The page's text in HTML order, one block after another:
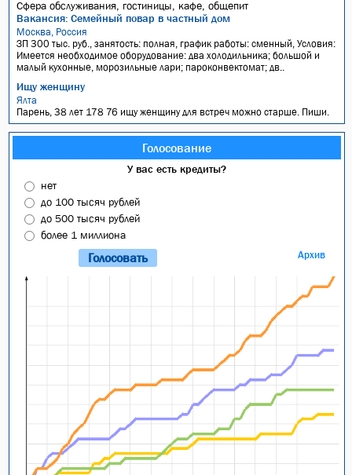
Сфера обслуживания, гостиницы, кафе, общепит
Вакансия: Семейный повар в частный дом
Москва, Россия
ЗП 300 тыс. руб., занятость: полная, график работы: сменный, Условия:
Имеется необходимое оборудование: два холодильника; большой и
малый кухонные, морозильные лари; пароконвектомат; дв..
Ищу женщину
Ялта
Парень, 38 лет 178 76 ищу женщину для встреч можно старше. Пиши.
Голосование
У вас есть кредиты?
нет
до 100 тысяч рублей
до 500 тысяч рублей
более 1 миллиона
Архив